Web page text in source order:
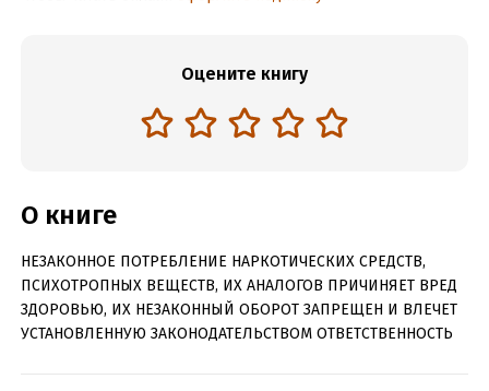
Оцените книгу
О книге
НЕЗАКОННОЕ ПОТРЕБЛЕНИЕ НАРКОТИЧЕСКИХ СРЕДСТВ,
ПСИХОТРОПНЫХ ВЕЩЕСТВ, ИХ АНАЛОГОВ ПРИЧИНЯЕТ ВРЕД
ЗДОРОВЬЮ, ИХ НЕЗАКОННЫЙ ОБОРОТ ЗАПРЕЩЕН И ВЛЕЧЕТ
УСТАНОВЛЕННУЮ ЗАКОНОДАТЕЛЬСТВОМ ОТВЕТСТВЕННОСТЬ